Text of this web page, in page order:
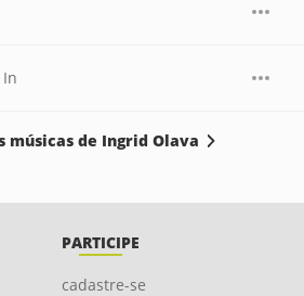
músicas de Ingrid Olava
PARTICIPE
cadastre-se